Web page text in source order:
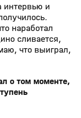
интервью и
наработал
сливается,
что выиграл,
о том моменте,